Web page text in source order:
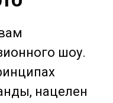
шоу.
нацелен